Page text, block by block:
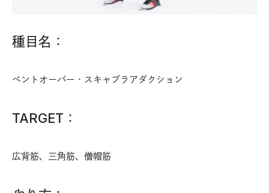
種目名：
ベントオーバー・スキャプラアダクション
TARGET：
広背筋、三角筋、僧帽筋